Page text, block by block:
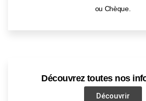
ou Chèque.
Découvrez toutes nos
Découvrir